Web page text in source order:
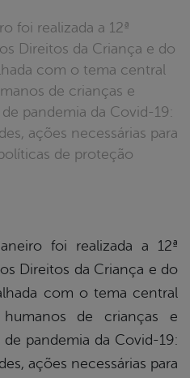
Direitos da Criança e do
com o tema central
de crianças e
pandemia da Covid-19:
ações necessárias para
de proteção
foi realizada a 12ª
Direitos da Criança e do
com o tema central
humanos de crianças e
pandemia da Covid-19:
ações necessárias para